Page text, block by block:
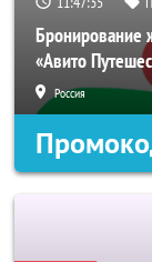
Бронирование
«Авито
Россия